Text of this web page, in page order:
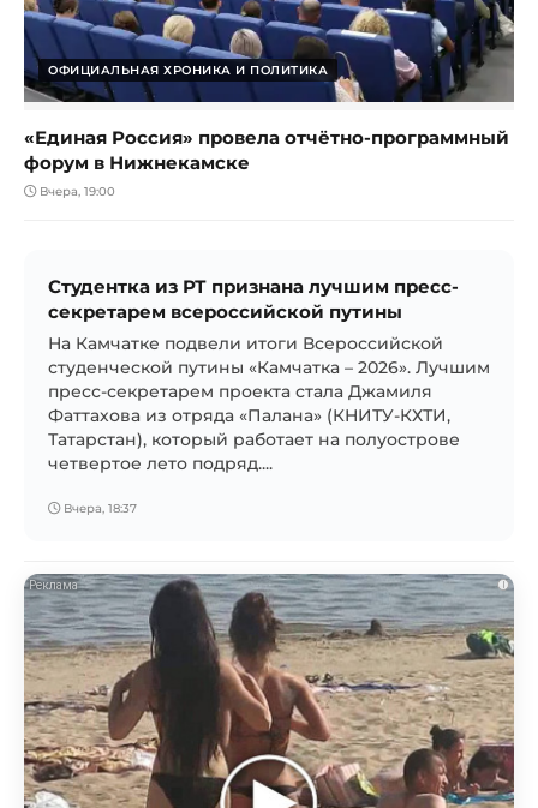
ОФИЦИАЛЬНАЯ ХРОНИКА И ПОЛИТИКА
«Единая Россия» провела отчётно-программный
форум в Нижнекамске
Вчера, 19:00
Студентка из РТ признана лучшим пресс-
секретарем всероссийской путины
На Камчатке подвели итоги Всероссийской
студенческой путины «Камчатка – 2026». Лучшим
пресс-секретарем проекта стала Джамиля
Фаттахова из отряда «Палана» (КНИТУ-КХТИ,
Татарстан), который работает на полуострове
четвертое лето подряд....
Вчера, 18:37
i